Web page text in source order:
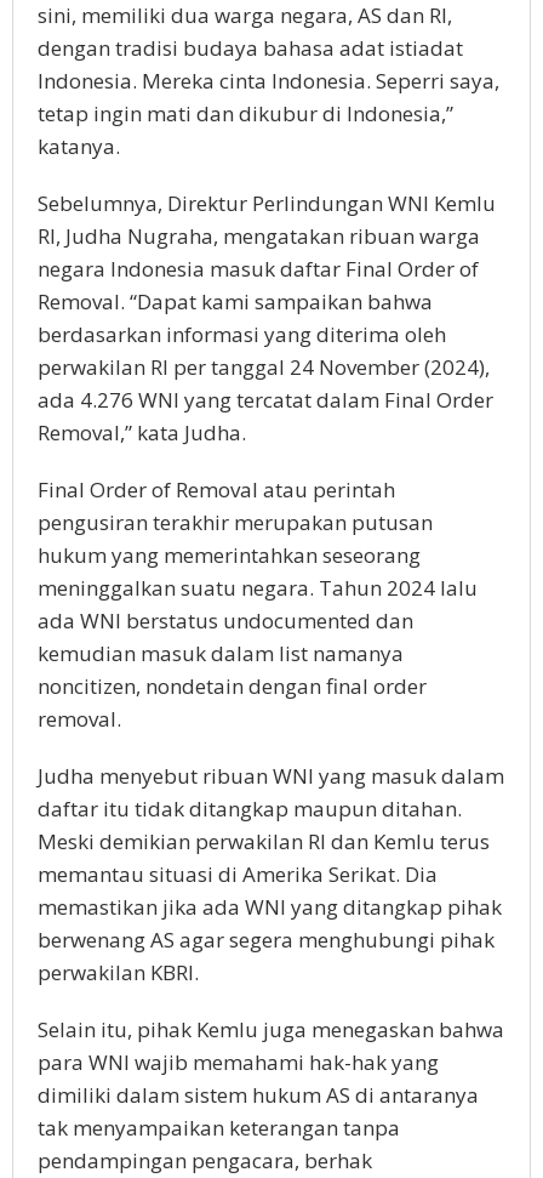
sini, memiliki dua warga negara, AS dan RI,
dengan tradisi budaya bahasa adat istiadat
Indonesia. Mereka cinta Indonesia. Seperri saya,
tetap ingin mati dan dikubur di Indonesia,”
katanya.
Sebelumnya, Direktur Perlindungan WNI Kemlu
RI, Judha Nugraha, mengatakan ribuan warga
negara Indonesia masuk daftar Final Order of
Removal. “Dapat kami sampaikan bahwa
berdasarkan informasi yang diterima oleh
perwakilan RI per tanggal 24 November (2024),
ada 4.276 WNI yang tercatat dalam Final Order
Removal,” kata Judha.
Final Order of Removal atau perintah
pengusiran terakhir merupakan putusan
hukum yang memerintahkan seseorang
meninggalkan suatu negara. Tahun 2024 lalu
ada WNI berstatus undocumented dan
kemudian masuk dalam list namanya
noncitizen, nondetain dengan final order
removal.
Judha menyebut ribuan WNI yang masuk dalam
daftar itu tidak ditangkap maupun ditahan.
Meski demikian perwakilan RI dan Kemlu terus
memantau situasi di Amerika Serikat. Dia
memastikan jika ada WNI yang ditangkap pihak
berwenang AS agar segera menghubungi pihak
perwakilan KBRI.
Selain itu, pihak Kemlu juga menegaskan bahwa
para WNI wajib memahami hak-hak yang
dimiliki dalam sistem hukum AS di antaranya
tak menyampaikan keterangan tanpa
pendampingan pengacara, berhak